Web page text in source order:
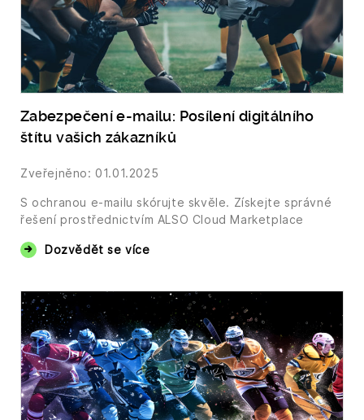
Zabezpečení e-mailu: Posílení digitálního
štítu vašich zákazníků
Zveřejněno: 01.01.2025
S ochranou e-mailu skórujte skvěle. Získejte správné
řešení prostřednictvím ALSO Cloud Marketplace
Dozvědět se více